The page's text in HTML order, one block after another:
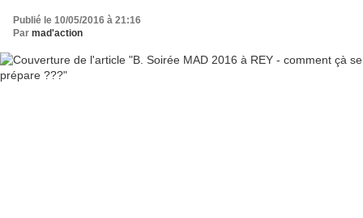
Publié le 10/05/2016 à 21:16
Par mad'action